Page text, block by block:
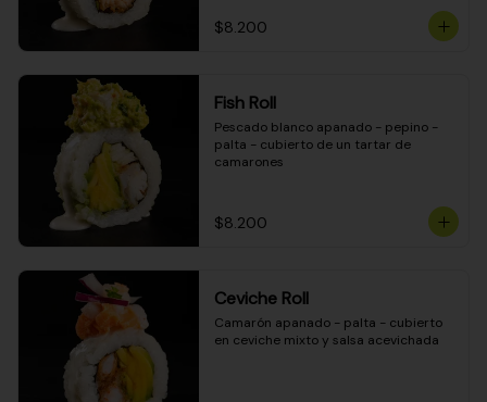
$8.200
Fish Roll
Pescado blanco apanado - pepino -
palta - cubierto de un tartar de
camarones
$8.200
Ceviche Roll
Camarón apanado - palta - cubierto
en ceviche mixto y salsa acevichada